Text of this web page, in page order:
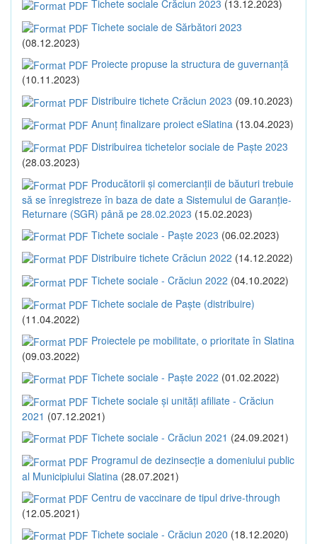
Tichete sociale Crăciun 2023 (13.12.2023)
Tichete sociale de Sărbători 2023
(08.12.2023)
Proiecte propuse la structura de guvernanță
(10.11.2023)
Distribuire tichete Crăciun 2023 (09.10.2023)
Anunț finalizare proiect eSlatina (13.04.2023)
Distribuirea tichetelor sociale de Paște 2023
(28.03.2023)
Producătorii și comercianții de băuturi trebuie
să se înregistreze în baza de date a Sistemului de Garanție-
Returnare (SGR) până pe 28.02.2023 (15.02.2023)
Tichete sociale - Paște 2023 (06.02.2023)
Distribuire tichete Crăciun 2022 (14.12.2022)
Tichete sociale - Crăciun 2022 (04.10.2022)
Tichete sociale de Paște (distribuire)
(11.04.2022)
Proiectele pe mobilitate, o prioritate în Slatina
(09.03.2022)
Tichete sociale - Paște 2022 (01.02.2022)
Tichete sociale și unități afiliate - Crăciun
2021 (07.12.2021)
Tichete sociale - Crăciun 2021 (24.09.2021)
Programul de dezinsecție a domeniului public
al Municipiului Slatina (28.07.2021)
Centru de vaccinare de tipul drive-through
(12.05.2021)
Tichete sociale - Crăciun 2020 (18.12.2020)